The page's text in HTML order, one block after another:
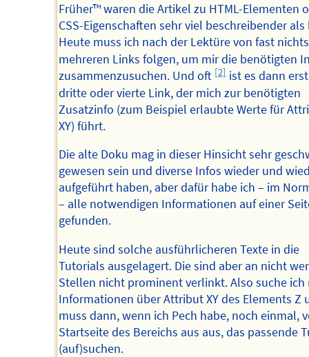
Früher™️ waren die Artikel zu HTML-Elementen
CSS-Eigenschaften sehr viel beschreibender als
Heute muss ich nach der Lektüre von fast
mehreren Links folgen, um mir die benötigten
zusammenzusuchen. Und oft[2]ist es dann
dritte oder vierte Link, der mich zur benötigten
Zusatzinfo (zum Beispiel erlaubte Werte für
XY) führt.
Die alte Doku mag in dieser Hinsicht sehr
gewesen sein und diverse Infos wieder und
aufgeführt haben, aber dafür habe ich – im
– alle notwendigen Informationen auf einer
gefunden.
Heute sind solche ausführlicheren Texte in die
Tutorials ausgelagert. Die sind aber an nicht
Stellen nicht prominent verlinkt. Also suche ich
Informationen über Attribut XY des Elements Z
muss dann, wenn ich Pech habe, noch einmal,
Startseite des Bereichs aus aus, das passende
(auf)suchen.